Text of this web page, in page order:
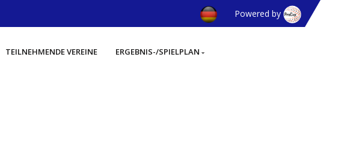
Powered by
TEILNEHMENDE VEREINE ERGEBNIS-/SPIELPLAN